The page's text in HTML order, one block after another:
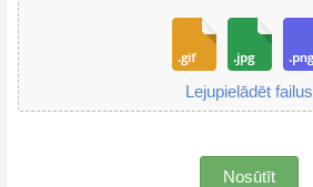
Lejupielādēt failus
Nosūtīt